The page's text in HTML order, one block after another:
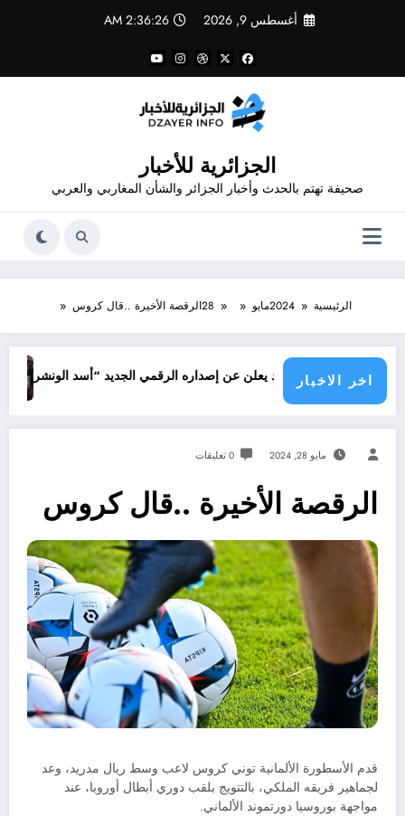
أغسطس 9, 2026 2:36:26 AM
الجزائرية للأخبار
صحيفة تهتم بالحدث وأخبار الجزائر والشأن المغاربي والعربي
الرئيسية 2024مايو 28الرقصة الأخيرة ..قال كروس
اخر الاخبار
قدور شاهد يعلن عن إصداره الرقمي الجديد “أسد الونشريس” تخليدا لنضال
جرائم
مايو 28, 2024 0 تعليقات
الرقصة الأخيرة ..قال كروس
قدم الأسطورة الألمانية توني كروس لاعب وسط ريال مدريد، وعد
لجماهير فريقه الملكي، بالتتويج بلقب دوري أبطال أوروبا، عند
مواجهة بوروسيا دورتموند الألماني.